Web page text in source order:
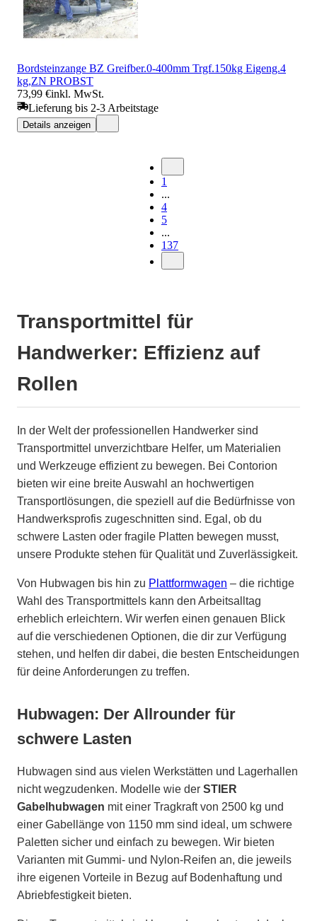
Bordsteinzange BZ Greifber.0-400mm Trgf.150kg Eigeng.4
kg,ZN PROBST
73,99 €inkl. MwSt.
Lieferung bis 2-3 Arbeitstage
Details anzeigen
1
...
4
5
...
137
Transportmittel für
Handwerker: Effizienz auf
Rollen
In der Welt der professionellen Handwerker sind
Transportmittel unverzichtbare Helfer, um Materialien
und Werkzeuge effizient zu bewegen. Bei Contorion
bieten wir eine breite Auswahl an hochwertigen
Transportlösungen, die speziell auf die Bedürfnisse von
Handwerksprofis zugeschnitten sind. Egal, ob du
schwere Lasten oder fragile Platten bewegen musst,
unsere Produkte stehen für Qualität und Zuverlässigkeit.
Von Hubwagen bis hin zu Plattformwagen – die richtige
Wahl des Transportmittels kann den Arbeitsalltag
erheblich erleichtern. Wir werfen einen genauen Blick
auf die verschiedenen Optionen, die dir zur Verfügung
stehen, und helfen dir dabei, die besten Entscheidungen
für deine Anforderungen zu treffen.
Hubwagen: Der Allrounder für
schwere Lasten
Hubwagen sind aus vielen Werkstätten und Lagerhallen
nicht wegzudenken. Modelle wie der STIER
Gabelhubwagen mit einer Tragkraft von 2500 kg und
einer Gabellänge von 1150 mm sind ideal, um schwere
Paletten sicher und einfach zu bewegen. Wir bieten
Varianten mit Gummi- und Nylon-Reifen an, die jeweils
ihre eigenen Vorteile in Bezug auf Bodenhaftung und
Abriebfestigkeit bieten.